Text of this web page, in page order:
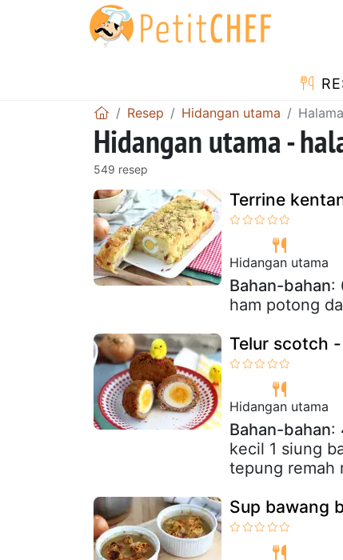
Resep Hidangan utama
Hidangan utama -
549 resep
Terrine
Hidangan utama
Bahan-bahan:
ham potong
Telur scotch
Hidangan utama
Bahan-bahan:
kecil 1 siung
tepung remah
Sup bawang